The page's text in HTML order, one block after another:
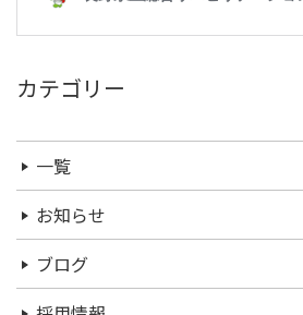
カテゴリー
一覧
お知らせ
ブログ